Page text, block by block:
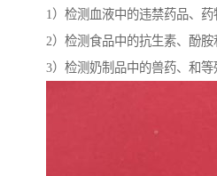
1）检测血液中的违禁药品、药
2）检测食品中的抗生素、酚
3）检测奶制品中的兽药、和等